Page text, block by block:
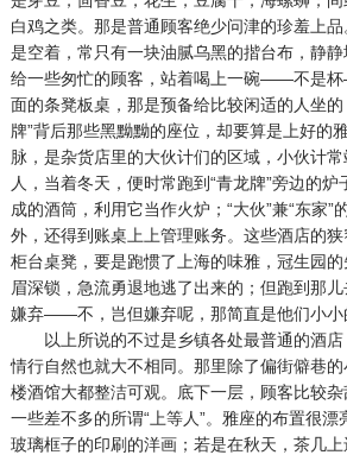
白鸡之类。那是普通顾客绝少问津的珍羞上
是空着，常只有一块油腻乌黑的揩台布，静
给一些匆忙的顾客，站着喝上一碗——不是
面的条凳板桌，那是预备给比较闲适的人坐
牌”背后那些黑黝黝的座位，却要算是上好的
脉，是杂货店里的大伙计们的区域，小伙计
人，当着冬天，便时常跑到“青龙牌”旁边的
成的酒筒，利用它当作火炉；“大伙”兼“东家”
外，还得到账桌上上管理账务。这些酒店的
柜台桌凳，要是跑惯了上海的味雅，冠生园
眉深锁，急流勇退地逃了出来的；但跑到那
嫌弃——不，岂但嫌弃呢，那简直是他们小小
以上所说的不过是乡镇各处最普通的酒店
情行自然也就大不相同。那里除了偏街僻巷
楼酒馆大都整洁可观。底下一层，顾客比较
一些差不多的所谓“上等人”。雅座的布置很
玻璃框子的印刷的洋画；若是在秋天，茶几